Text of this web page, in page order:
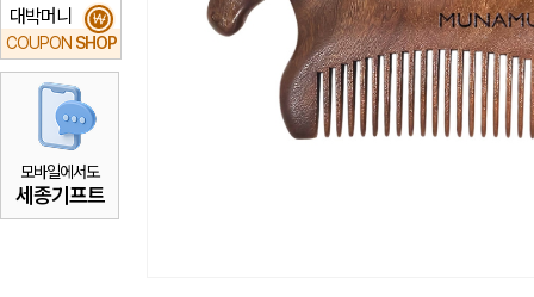
대박머니
COUPON SHOP
₩
모바일에서도
세종기프트